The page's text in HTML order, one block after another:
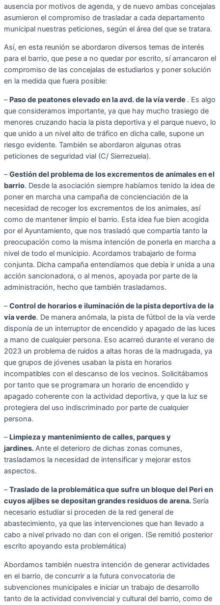
ausencia por motivos de agenda, y de nuevo ambas concejalas
asumieron el compromiso de trasladar a cada departamento
municipal nuestras peticiones, según el área del que se tratara.
Así, en esta reunión se abordaron diversos temas de interés
para el barrio, que pese a no quedar por escrito, sí arrancaron el
compromiso de las concejalas de estudiarlos y poner solución
en la medida que fuera posible:
– Paso de peatones elevado en la avd. de la vía verde . Es algo
que consideramos importante, ya que hay mucho trasiego de
menores cruzando hacia la pista deportiva y el parque nuevo, lo
que unido a un nivel alto de tráfico en dicha calle, supone un
riesgo evidente. También se abordaron algunas otras
peticiones de seguridad vial (C/ Sierrezuela).
–Gestión del problema de los excrementos de animales en el
barrio. Desde la asociación siempre habíamos tenido la idea de
poner en marcha una campaña de concienciación de la
necesidad de recoger los excrementos de los animales, así
como de mantener limpio el barrio. Esta idea fue bien acogida
por el Ayuntamiento, que nos trasladó que compartía tanto la
preocupación como la misma intención de ponerla en marcha a
nivel de todo el municipio. Acordamos trabajarlo de forma
conjunta. Dicha campaña entendíamos que debía ir unida a una
acción sancionadora, o al menos, apoyada por parte de la
administración, hecho que también trasladamos.
–Control de horarios e iluminación de la pista deportiva de la
vía verde. De manera anómala, la pista de fútbol de la vía verde
disponía de un interruptor de encendido y apagado de las luces
a mano de cualquier persona. Eso acarreó durante el verano de
2023 un problema de ruidos a altas horas de la madrugada, ya
que grupos de jóvenes usaban la pista en horarios
incompatibles con el descanso de los vecinos. Solicitábamos
por tanto que se programara un horario de encendido y
apagado coherente con la actividad deportiva, y que la luz se
protegiera del uso indiscriminado por parte de cualquier
persona.
– Limpieza y mantenimiento de calles, parques y
jardines.Ante el deterioro de dichas zonas comunes,
trasladamos la necesidad de intensificar y mejorar estos
aspectos.
–Traslado de la problemática que sufre un bloque del Peri en
cuyos aljibes se depositan grandes residuos de arena. Sería
necesario estudiar si proceden de la red general de
abastecimiento, ya que las intervenciones que han llevado a
cabo a nivel privado no dan con el origen. (Se remitió posterior
escrito apoyando esta problemática)
Abordamos también nuestra intención de generar actividades
en el barrio, de concurrir a la futura convocatoria de
subvenciones municipales e iniciar un trabajo de desarrollo
tanto de la actividad convivencial y cultural del barrio, como de